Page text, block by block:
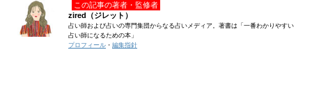
この記事の著者・監修者
zired（ジレット）
占い師および占いの専門集団からなる占いメディア。著書は「一番わかりやすい
占い師になるための本」
プロフィール ・ 編集指針